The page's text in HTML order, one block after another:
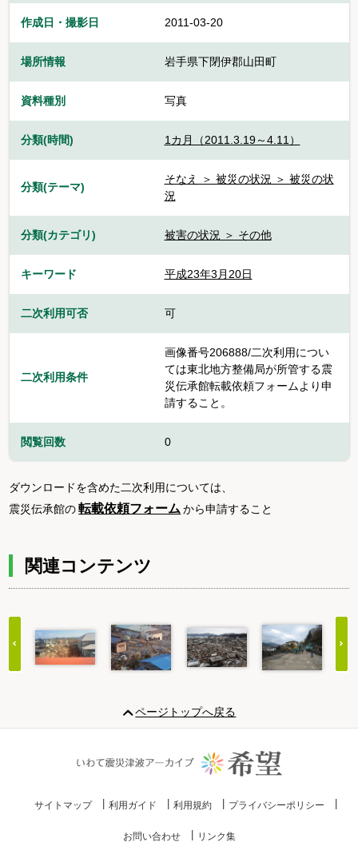
作成日・撮影日 2011-03-20
場所情報 岩手県下閉伊郡山田町
資料種別 写真
分類(時間) 1カ月（2011.3.19～4.11）
分類(テーマ)
そなえ ＞ 被災の状況 ＞ 被災の状
況
分類(カテゴリ) 被害の状況 ＞ その他
キーワード 平成23年3月20日
二次利用可否 可
二次利用条件
画像番号206888/二次利用につい
ては東北地方整備局が所管する震
災伝承館転載依頼フォームより申
請すること。
閲覧回数 0
ダウンロードを含めた二次利用については、
震災伝承館の 転載依頼フォーム から申請すること
関連コンテンツ
20
ページトップへ戻る
サイトマップ 利用ガイド 利用規約 プライバシーポリシー
お問い合わせ リンク集